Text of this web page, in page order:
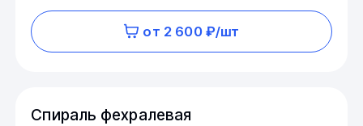
от 2 600 ₽/шт
Спираль фехралевая